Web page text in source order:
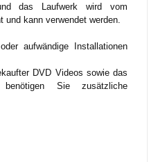
das Laufwerk wird vom
und kann verwendet werden.
aufwändige Installationen
DVD Videos sowie das
Sie zusätzliche